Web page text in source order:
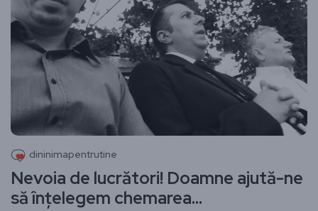
dininimapentrutine
Nevoia de lucrători! Doamne ajută-ne
să înțelegem chemarea…